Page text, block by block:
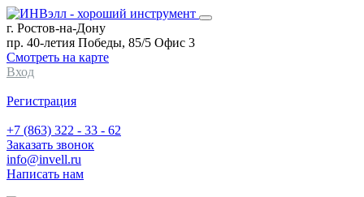
г. Ростов-на-Дону
пр. 40-летия Победы, 85/5 Офис 3
Смотреть на карте
Вход
Регистрация
+7 (863) 322 - 33 - 62
Заказать звонок
info@invell.ru
Написать нам